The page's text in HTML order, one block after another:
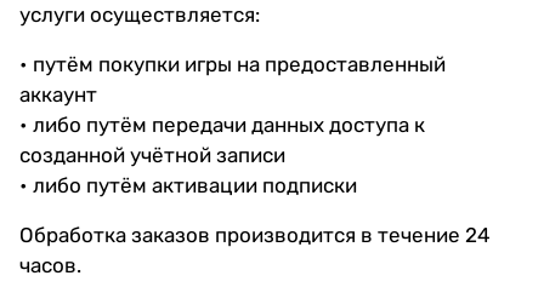
услуги осуществляется:
• путём покупки игры на предоставленный
аккаунт
• либо путём передачи данных доступа к
созданной учётной записи
• либо путём активации подписки
Обработка заказов производится в течение 24
часов.